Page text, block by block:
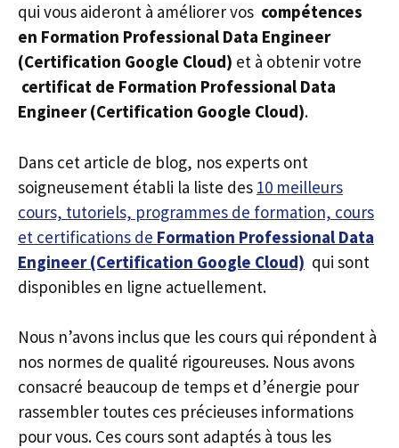
qui vous aideront à améliorer vos compétences
en Formation Professional Data Engineer
(Certification Google Cloud) et à obtenir votre
certificat de Formation Professional Data
Engineer (Certification Google Cloud).
Dans cet article de blog, nos experts ont
soigneusement établi la liste des 10 meilleurs
cours, tutoriels, programmes de formation, cours
et certifications de Formation Professional Data
Engineer (Certification Google Cloud) qui sont
disponibles en ligne actuellement.
Nous n’avons inclus que les cours qui répondent à
nos normes de qualité rigoureuses. Nous avons
consacré beaucoup de temps et d’énergie pour
rassembler toutes ces précieuses informations
pour vous. Ces cours sont adaptés à tous les